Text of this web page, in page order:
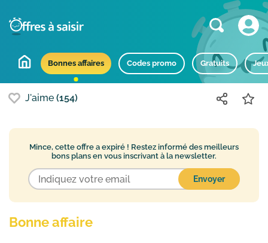
Bonnes affaires Codes promo Gratuits
J'aime (154)
Mince, cette offre a expiré ! Restez informé des meilleurs
bons plans en vous inscrivant à la newsletter.
Bonne affaire
Bons plans populaires